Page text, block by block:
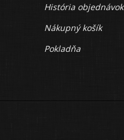
História objednávok
Nákupný košík
Pokladňa